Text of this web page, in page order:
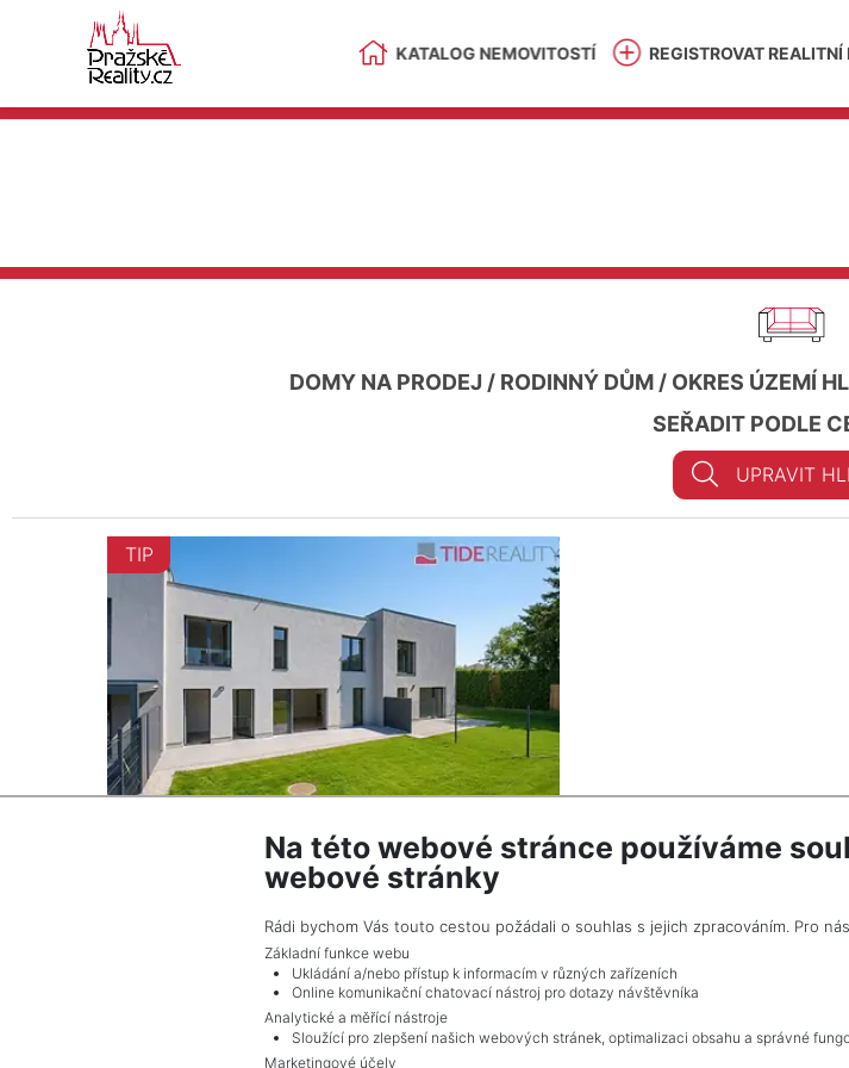
KATALOG NEMOVITOSTÍ REGISTROVAT
DOMY NA PRODEJ / RODINNÝ DŮM/ OKRES ÚZEMÍ
SEŘADIT PODLE
UPRAVIT
TIP
Dům na prodej / rodinný dům / 147 m2
18 800 000 Kč (za nemovitost) Cena + provize
RK, Cena k jednání
Na této webové stránce používáme
webové stránky
Rádi bychom Vás touto cestou požádali o souhlas s jejich zpracováním. Pro
Základní funkce webu
Ukládání a/nebo přístup k informacím v různých zařízeních
Online komunikační chatovací nástroj pro dotazy návštěvníka
Analytické a měřící nástroje
Sloužící pro zlepšení našich webových stránek, optimalizaci obsahu a správné
Marketingové účely